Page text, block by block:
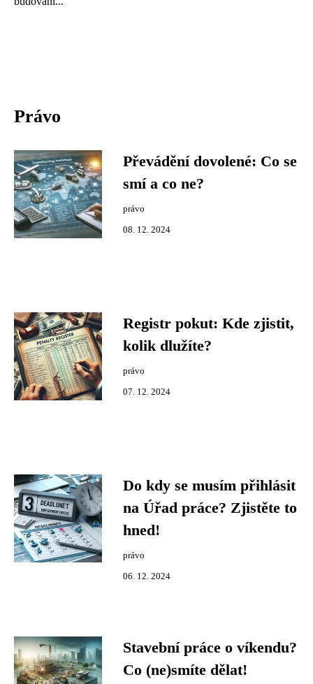
Právo
Převádění dovolené: Co se
smí a co ne?
právo
08. 12. 2024
Registr pokut: Kde zjistit,
kolik dlužíte?
právo
07. 12. 2024
Do kdy se musím přihlásit
na Úřad práce? Zjistěte to
hned!
právo
06. 12. 2024
Stavební práce o víkendu?
Co (ne)smíte dělat!